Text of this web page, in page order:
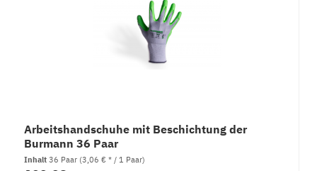
Arbeitshandschuhe mit Beschichtung der
Burmann 36 Paar
Inhalt36 Paar (3,06 € * / 1 Paar)